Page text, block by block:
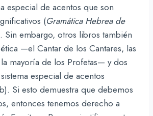
especial de acentos que son
(Gramática Hebrea de
Sin embargo, otros libros también
—el Cantar de los Cantares, las
mayoría de los Profetas— y dos
especial de acentos
Si esto demuestra que debemos
entonces tenemos derecho a